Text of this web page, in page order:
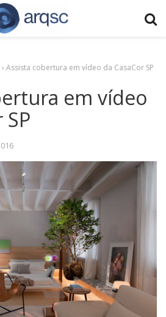
› Assista cobertura em vídeo da CasaCor SP
em vídeo
SP